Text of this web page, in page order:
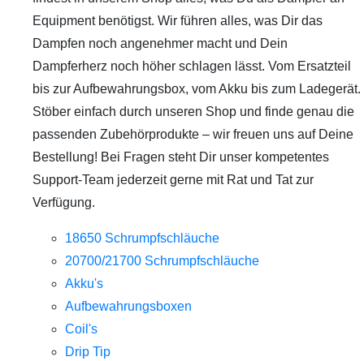
Equipment benötigst. Wir führen alles, was Dir das
Dampfen noch angenehmer macht und Dein
Dampferherz noch höher schlagen lässt. Vom Ersatzteil
bis zur Aufbewahrungsbox, vom Akku bis zum Ladegerät.
Stöber einfach durch unseren Shop und finde genau die
passenden Zubehörprodukte – wir freuen uns auf Deine
Bestellung! Bei Fragen steht Dir unser kompetentes
Support-Team jederzeit gerne mit Rat und Tat zur
Verfügung.
18650 Schrumpfschläuche
20700/21700 Schrumpfschläuche
Akku's
Aufbewahrungsboxen
Coil's
Drip Tip